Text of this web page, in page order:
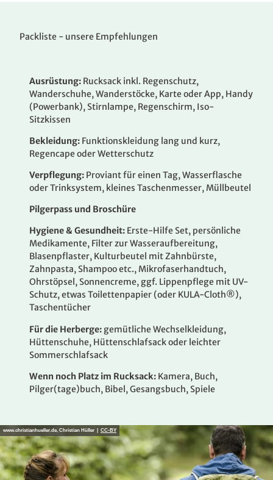
Packliste - unsere Empfehlungen
Ausrüstung: Rucksack inkl. Regenschutz,
Wanderschuhe, Wanderstöcke, Karte oder App, Handy
(Powerbank), Stirnlampe, Regenschirm, Iso-
Sitzkissen
Bekleidung: Funktionskleidung lang und kurz,
Regencape oder Wetterschutz
Verpflegung: Proviant für einen Tag, Wasserflasche
oder Trinksystem, kleines Taschenmesser, Müllbeutel
Pilgerpass und Broschüre
Hygiene & Gesundheit: Erste-Hilfe Set, persönliche
Medikamente, Filter zur Wasseraufbereitung,
Blasenpflaster, Kulturbeutel mit Zahnbürste,
Zahnpasta, Shampoo etc., Mikrofaserhandtuch,
Ohrstöpsel, Sonnencreme, ggf. Lippenpflege mit UV-
Schutz, etwas Toilettenpapier (oder KULA-Cloth®),
Taschentücher
Für die Herberge: gemütliche Wechselkleidung,
Hüttenschuhe, Hüttenschlafsack oder leichter
Sommerschlafsack
Wenn noch Platz im Rucksack: Kamera, Buch,
Pilger(tage)buch, Bibel, Gesangsbuch, Spiele
www.christianhueller.de, Christian Hüller | CC-BY